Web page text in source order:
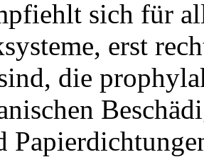
sich für
erst
die